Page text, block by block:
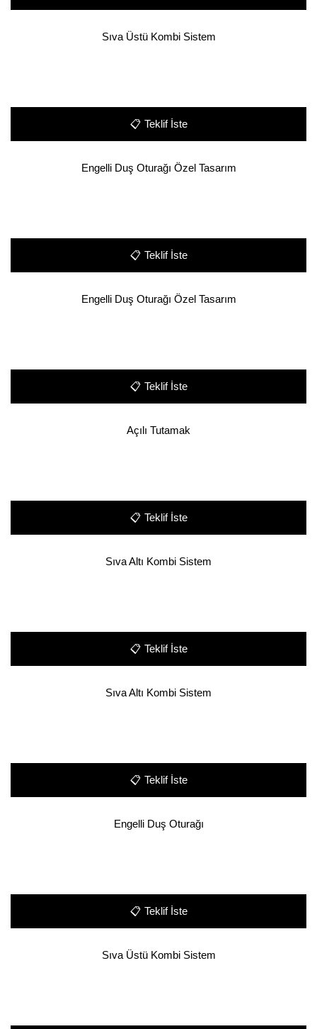
Sıva Üstü Kombi Sistem
📋 Teklif İste
Engelli Duş Oturağı Özel Tasarım
📋 Teklif İste
Engelli Duş Oturağı Özel Tasarım
📋 Teklif İste
Açılı Tutamak
📋 Teklif İste
Sıva Altı Kombi Sistem
📋 Teklif İste
Sıva Altı Kombi Sistem
📋 Teklif İste
Engelli Duş Oturağı
📋 Teklif İste
Sıva Üstü Kombi Sistem